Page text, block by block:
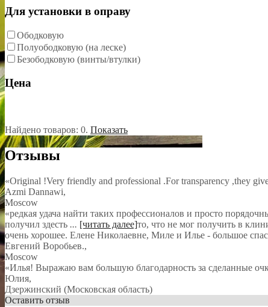
Для установки в оправу
Ободковую
Полуободковую (на леске)
Безободковую (винты/втулки)
Цена
Найдено товаров: 0. Показать
Отзывы
«Original !Very friendly and professional .For transparency ,they
Azmi Dannawi,
Moscow
«редкая удача найти таких профессионалов и просто
получил здесть ... [читать далее]то, что не мог получить в
очень хорошее. Елене Николаевне, Миле и Илье - большое
Евгений Воробьев.,
Moscow
«Илья! Выражаю вам большую благодарность за сделанные
Юлия,
Дзержинский (Московская область)
Оставить отзыв